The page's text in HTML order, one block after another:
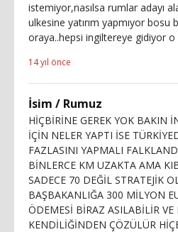
istemiyor,nasılsa rumlar adayı
ulkesine yatırım yapmıyor bosu
oraya..hepsi ingiltereye gidiyor o
14 yıl önce
İsim / Rumuz
HİÇBİRİNE GEREK YOK BAKIN
İÇİN NELER YAPTI İSE
FAZLASINI YAPMALI
BİNLERCE KM UZAKTA AMA
SADECE 70 DEĞİL STRATEJİK
BAŞBAKANLIĞA 300 MİLYON
ÖDEMESİ BİRAZ ASILABİLİR VE
KENDİLİĞİNDEN ÇÖZÜLÜR